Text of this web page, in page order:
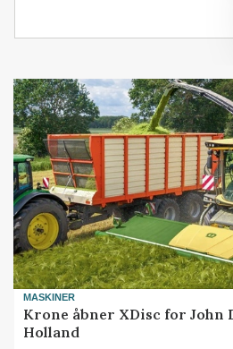
MASKINER
Krone åbner XDisc for John
Holland